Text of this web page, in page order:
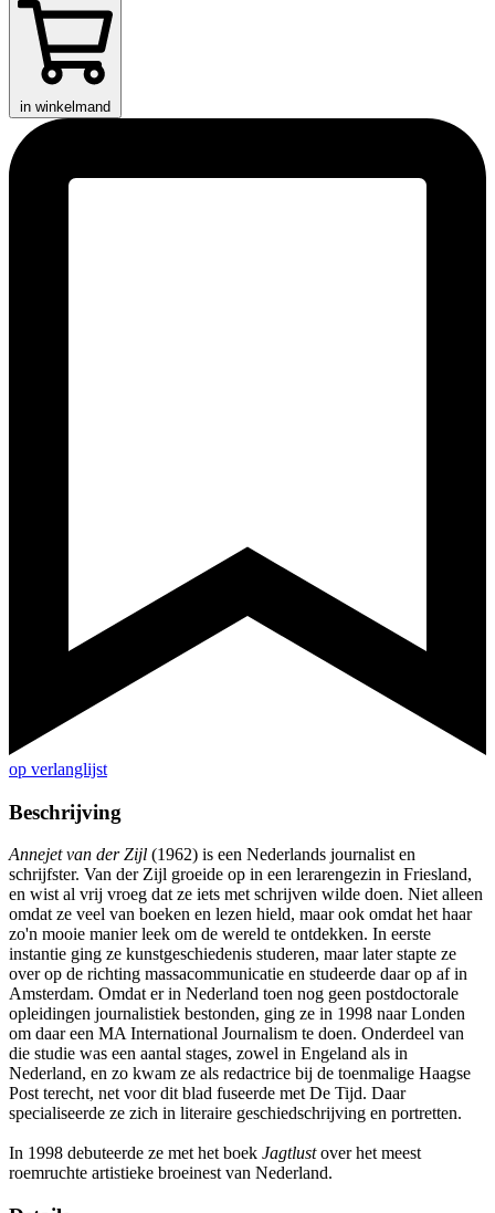
in winkelmand
op verlanglijst
Beschrijving
Annejet van der Zijl (1962) is een Nederlands journalist en
schrijfster. Van der Zijl groeide op in een lerarengezin in Friesland,
en wist al vrij vroeg dat ze iets met schrijven wilde doen. Niet alleen
omdat ze veel van boeken en lezen hield, maar ook omdat het haar
zo'n mooie manier leek om de wereld te ontdekken. In eerste
instantie ging ze kunstgeschiedenis studeren, maar later stapte ze
over op de richting massacommunicatie en studeerde daar op af in
Amsterdam. Omdat er in Nederland toen nog geen postdoctorale
opleidingen journalistiek bestonden, ging ze in 1998 naar Londen
om daar een MA International Journalism te doen. Onderdeel van
die studie was een aantal stages, zowel in Engeland als in
Nederland, en zo kwam ze als redactrice bij de toenmalige Haagse
Post terecht, net voor dit blad fuseerde met De Tijd. Daar
specialiseerde ze zich in literaire geschiedschrijving en portretten.
In 1998 debuteerde ze met het boek Jagtlustover het meest
roemruchte artistieke broeinest van Nederland.